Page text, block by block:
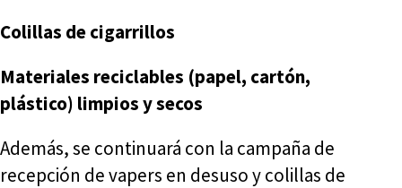
Colillas de cigarrillos
Materiales reciclables (papel, cartón,
plástico) limpios y secos
Además, se continuará con la campaña de
recepción de vapers en desuso y colillas de